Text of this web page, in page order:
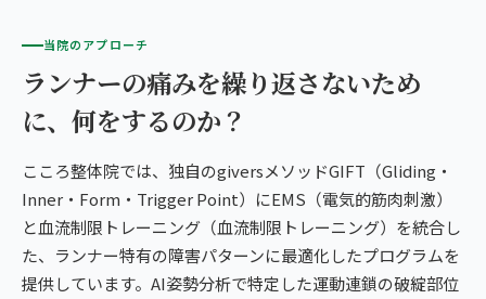
当院のアプローチ
ランナーの痛みを繰り返さないため
に、何をするのか？
こころ整体院では、独自のgiversメソッドGIFT（Gliding・
Inner・Form・Trigger Point）にEMS（電気的筋肉刺激）
と血流制限トレーニング（血流制限トレーニング）を統合し
た、ランナー特有の障害パターンに最適化したプログラムを
提供しています。AI姿勢分析で特定した運動連鎖の破綻部位